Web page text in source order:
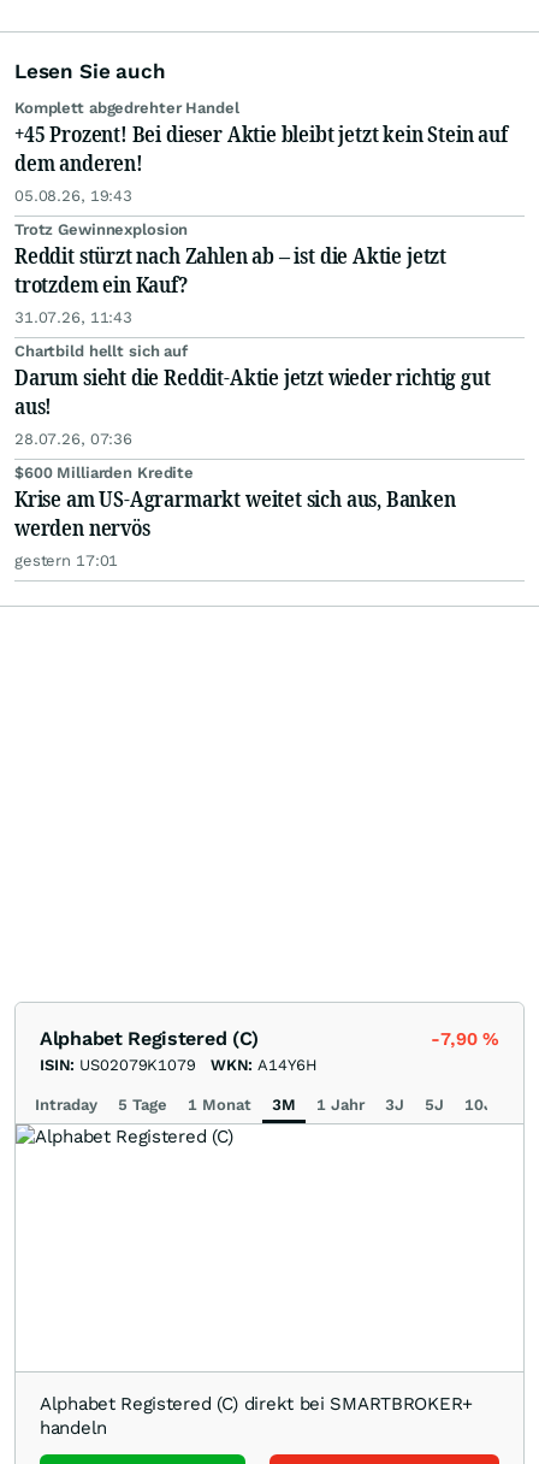
Lesen Sie auch
Komplett abgedrehter Handel
+45 Prozent! Bei dieser Aktie bleibt jetzt kein Stein auf
dem anderen!
05.08.26, 19:43
Trotz Gewinnexplosion
Reddit stürzt nach Zahlen ab – ist die Aktie jetzt
trotzdem ein Kauf?
31.07.26, 11:43
Chartbild hellt sich auf
Darum sieht die Reddit-Aktie jetzt wieder richtig gut
aus!
28.07.26, 07:36
$600 Milliarden Kredite
Krise am US-Agrarmarkt weitet sich aus, Banken
werden nervös
gestern 17:01
Alphabet Registered (C) -7,90%
ISIN: US02079K1079 WKN: A14Y6H
Intraday 5 Tage 1 Monat 3M 1 Jahr 3J 5J 10J
Alphabet Registered (C) direkt bei SMARTBROKER+
handeln